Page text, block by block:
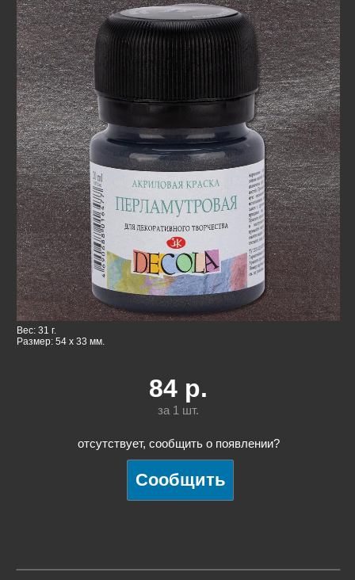
Вес: 31 г.
Размер: 54 x 33 мм.
84 р.
за 1 шт.
отсутствует, сообщить о появлении?